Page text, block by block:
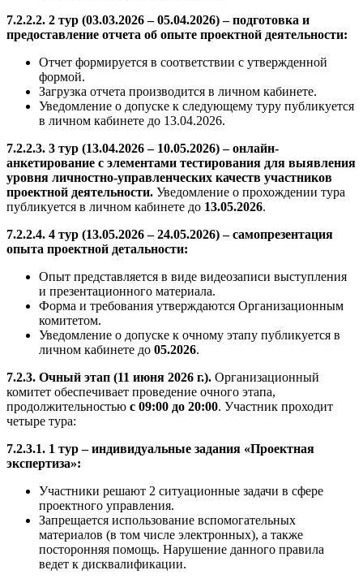
7.2.2.2. 2 тур (03.03.2026 – 05.04.2026) – подготовка и
предоставление отчета об опыте проектной деятельности:
Отчет формируется в соответствии с утвержденной
формой.
Загрузка отчета производится в личном кабинете.
Уведомление о допуске к следующему туру публикуется
в личном кабинете до 13.04.2026.
7.2.2.3. 3 тур (13.04.2026 – 10.05.2026) – онлайн-
анкетирование с элементами тестирования для выявления
уровня личностно-управленческих качеств участников
проектной деятельности. Уведомление о прохождении тура
публикуется в личном кабинете до 13.05.2026.
7.2.2.4. 4 тур (13.05.2026 – 24.05.2026) – самопрезентация
опыта проектной детальности:
Опыт представляется в виде видеозаписи выступления
и презентационного материала.
Форма и требования утверждаются Организационным
комитетом.
Уведомление о допуске к очному этапу публикуется в
личном кабинете до 05.2026.
7.2.3. Очный этап (11 июня 2026 г.). Организационный
комитет обеспечивает проведение очного этапа,
продолжительностью с 09:00 до 20:00. Участник проходит
четыре тура:
7.2.3.1. 1 тур – индивидуальные задания «Проектная
экспертиза»:
Участники решают 2 ситуационные задачи в сфере
проектного управления.
Запрещается использование вспомогательных
материалов (в том числе электронных), а также
посторонняя помощь. Нарушение данного правила
ведет к дисквалификации.